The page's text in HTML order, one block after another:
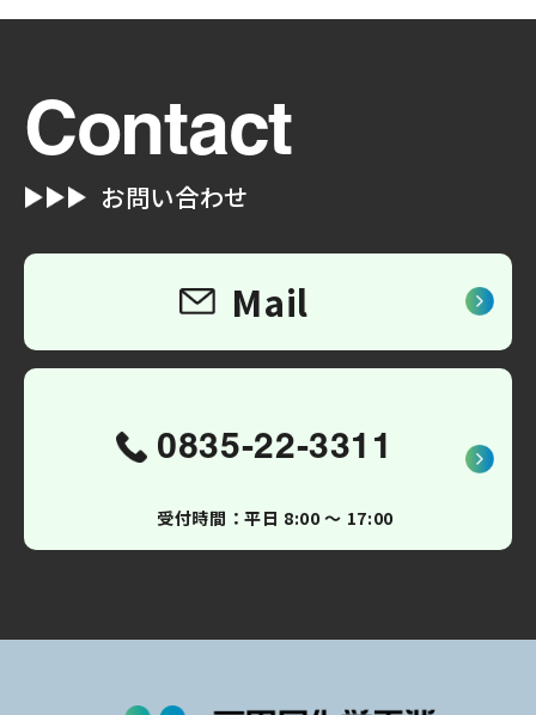
Contact
お問い合わせ
Mail
0835-22-3311
受付時間：平日 8:00 〜 17:00